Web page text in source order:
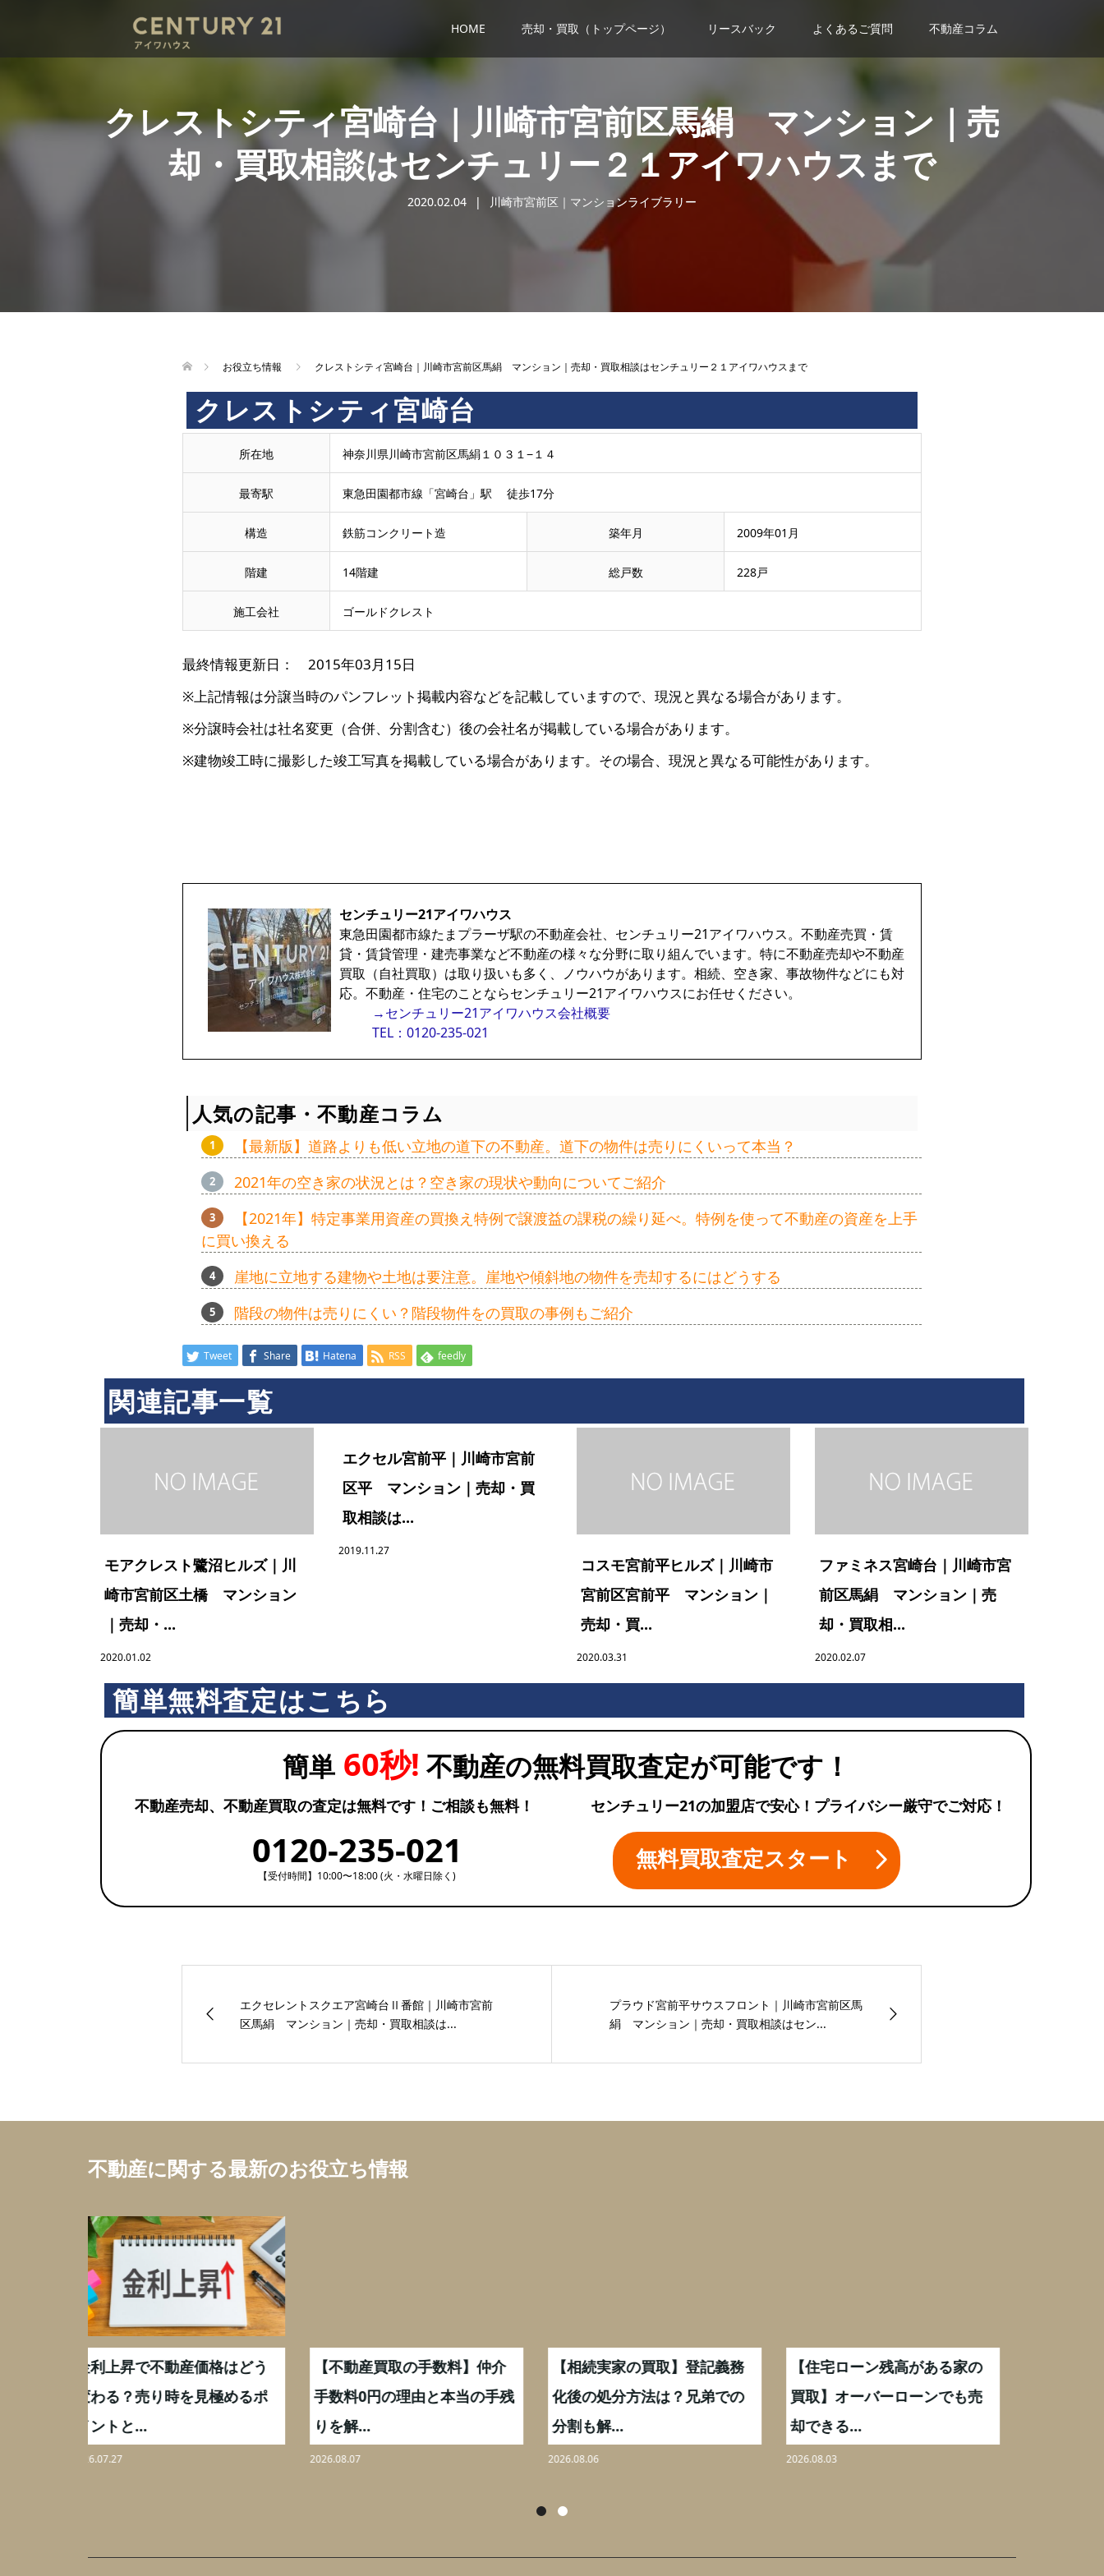
HOME 売却・買取（トップページ） リースバック よくあるご質問 不動産コラム
クレストシティ宮崎台｜川崎市宮前区馬絹 マンション｜売
却・買取相談はセンチュリー２１アイワハウスまで
2020.02.04 川崎市宮前区｜マンションライブラリー
お役立ち情報 クレストシティ宮崎台｜川崎市宮前区馬絹 マンション｜売却・買取相談はセンチュリー２１アイワハウスまで
クレストシティ宮崎台
所在地 神奈川県川崎市宮前区馬絹１０３１−１４
最寄駅 東急田園都市線「宮崎台」駅 徒歩17分
構造 鉄筋コンクリート造 築年月 2009年01月
階建 14階建 総戸数 228戸
施工会社 ゴールドクレスト
最終情報更新日： 2015年03月15日
※上記情報は分譲当時のパンフレット掲載内容などを記載していますので、現況と異なる場合があります。
※分譲時会社は社名変更（合併、分割含む）後の会社名が掲載している場合があります。
※建物竣工時に撮影した竣工写真を掲載している場合があります。その場合、現況と異なる可能性があります。
センチュリー21アイワハウス
東急田園都市線たまプラーザ駅の不動産会社、センチュリー21アイワハウス。不動産売買・賃
貸・賃貸管理・建売事業など不動産の様々な分野に取り組んでいます。特に不動産売却や不動産
買取（自社買取）は取り扱いも多く、ノウハウがあります。相続、空き家、事故物件などにも対
応。不動産・住宅のことならセンチュリー21アイワハウスにお任せください。
→センチュリー21アイワハウス会社概要
TEL：0120-235-021
人気の記事・不動産コラム
【最新版】道路よりも低い立地の道下の不動産。道下の物件は売りにくいって本当？
2021年の空き家の状況とは？空き家の現状や動向についてご紹介
【2021年】特定事業用資産の買換え特例で譲渡益の課税の繰り延べ。特例を使って不動産の資産を上手
に買い換える
崖地に立地する建物や土地は要注意。崖地や傾斜地の物件を売却するにはどうする
階段の物件は売りにくい？階段物件をの買取の事例もご紹介
Tweet Share Hatena RSS feedly
関連記事一覧
モアクレスト鷺沼ヒルズ｜川
崎市宮前区土橋 マンション
｜売却・...
2020.01.02
エクセル宮前平｜川崎市宮前
区平 マンション｜売却・買
取相談は...
2019.11.27
コスモ宮前平ヒルズ｜川崎市
宮前区宮前平 マンション｜
売却・買...
2020.03.31
ファミネス宮崎台｜川崎市宮
前区馬絹 マンション｜売
却・買取相...
2020.02.07
簡単無料査定はこちら
簡単60秒! 不動産の無料買取査定が可能です！
不動産売却、不動産買取の査定は無料です！ご相談も無料！ センチュリー21の加盟店で安心！プライバシー厳守でご対応！
0120-235-021
【受付時間】10:00〜18:00 (火・水曜日除く)
無料買取査定スタート
エクセレントスクエア宮崎台Ⅱ番館｜川崎市宮前
区馬絹 マンション｜売却・買取相談は...
プラウド宮前平サウスフロント｜川崎市宮前区馬
絹 マンション｜売却・買取相談はセン...
不動産に関する最新のお役立ち情報
【不動産買取の手数料】仲介
手数料0円の理由と本当の手残
りを解...
2026.08.07
【相続実家の買取】登記義務
化後の処分方法は？兄弟での
分割も解...
2026.08.06
【住宅ローン残高がある家の
買取】オーバーローンでも売
却できる...
2026.08.03
【離婚時の不動産買取】いつ
売るのが正解？タイミングと
ローン対...
2026.08.02